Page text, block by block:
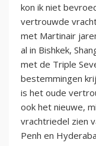
kon ik niet
vertrouwde
met Martinair
al in Bishkek,
met de Triple
bestemmingen
is het oude
ook het nieuwe,
vrachtriedel zien
Penh en